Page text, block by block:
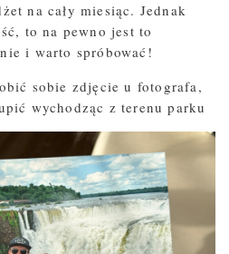
na cały miesiąc. Jednak
to na pewno jest to
i warto spróbować!
sobie zdjęcie u fotografa,
wychodząc z terenu parku